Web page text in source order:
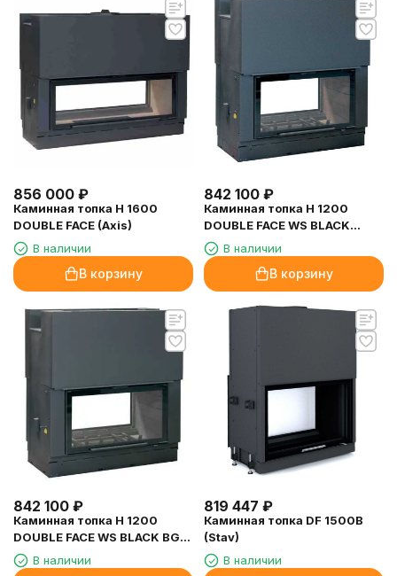
856 000 ₽
Каминная топка H 1600
DOUBLE FACE (Axis)
В наличии
В корзину
842 100 ₽
Каминная топка H 1200
DOUBLE FACE WS BLACK
(Axis)В наличии
В корзину
842 100 ₽
Каминная топка H 1200
DOUBLE FACE WS BLACK BG1
(Axis)В наличии
819 447 ₽
Каминная топка DF 1500B
(Stav)
В наличии